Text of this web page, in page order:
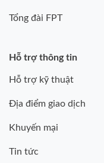
Tổng đài FPT
Hỗ trợ thông tin
Hỗ trợ kỹ thuật
Địa điểm giao dịch
Khuyến mại
Tin tức